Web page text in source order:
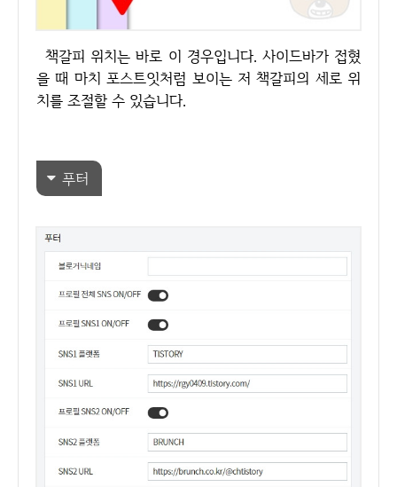
책갈피 위치는 바로 이 경우입니다. 사이드바가 접혔
을 때 마치 포스트잇처럼 보이는 저 책갈피의 세로 위
치를 조절할 수 있습니다.
푸터